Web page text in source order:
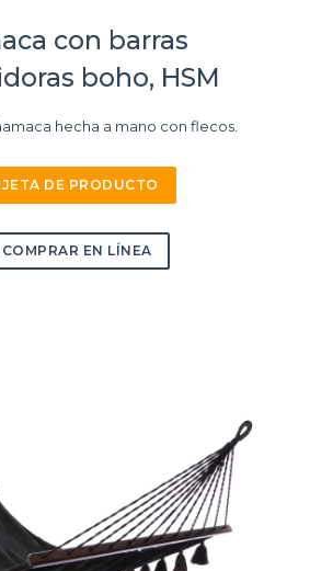
con barras
boho, HSM
hecha a mano con flecos.
DE PRODUCTO
COMPRAR EN LÍNEA